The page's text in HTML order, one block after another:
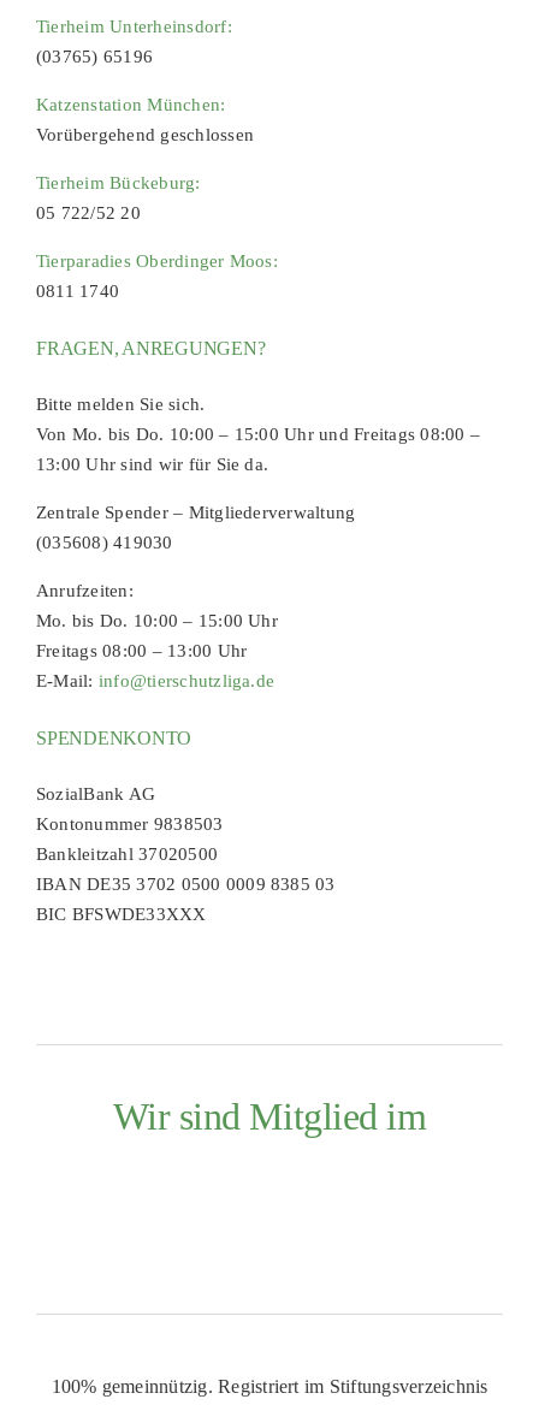
Tierheim Unterheinsdorf:
(03765) 65196
Katzenstation München:
Vorübergehend geschlossen
Tierheim Bückeburg:
05 722/52 20
Tierparadies Oberdinger Moos:
0811 1740
FRAGEN, ANREGUNGEN?
Bitte melden Sie sich.
Von Mo. bis Do. 10:00 – 15:00 Uhr und Freitags 08:00 –
13:00 Uhr sind wir für Sie da.
Zentrale Spender – Mitgliederverwaltung
(035608) 419030
Anrufzeiten:
Mo. bis Do. 10:00 – 15:00 Uhr
Freitags 08:00 – 13:00 Uhr
E-Mail: info@tierschutzliga.de
SPENDENKONTO
SozialBank AG
Kontonummer 9838503
Bankleitzahl 37020500
IBAN DE35 3702 0500 0009 8385 03
BIC BFSWDE33XXX
Wir sind Mitglied im
100% gemeinnützig. Registriert im Stiftungsverzeichnis